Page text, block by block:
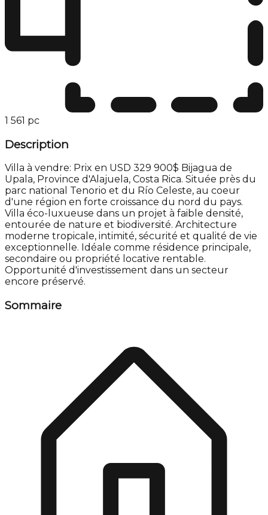
1 561 pc
Description
Villa à vendre: Prix en USD 329 900$ Bijagua de
Upala, Province d'Alajuela, Costa Rica. Située près du
parc national Tenorio et du Río Celeste, au coeur
d'une région en forte croissance du nord du pays.
Villa éco-luxueuse dans un projet à faible densité,
entourée de nature et biodiversité. Architecture
moderne tropicale, intimité, sécurité et qualité de vie
exceptionnelle. Idéale comme résidence principale,
secondaire ou propriété locative rentable.
Opportunité d'investissement dans un secteur
encore préservé.
Sommaire